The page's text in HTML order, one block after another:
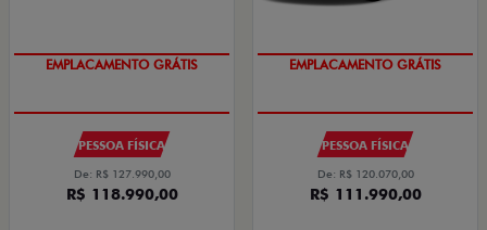
EMPLACAMENTO GRÁTIS
PESSOA FÍSICA
De: R$ 127.990,00
R$ 118.990,00
EMPLACAMENTO GRÁTIS
PESSOA FÍSICA
De: R$ 120.070,00
R$ 111.990,00